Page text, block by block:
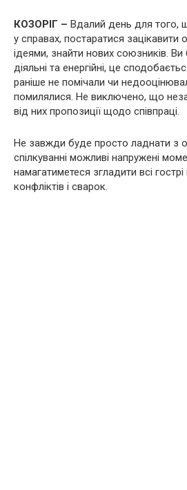
КОЗОРІГ – Вдалий день для того,
у справах, постаратися зацікавити
ідеями, знайти нових союзників.
діяльні та енергійні, це
раніше не помічали чи
помилялися. Не виключено, що
від них пропозиції щодо співпраці.
Не завжди буде просто ладнати з
спілкуванні можливі напружені
намагатиметеся згладити всі
конфліктів і сварок.